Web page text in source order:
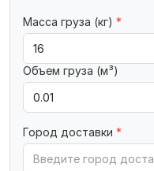
Масса груза (кг) *
Объем груза (м³)
Город доставки *